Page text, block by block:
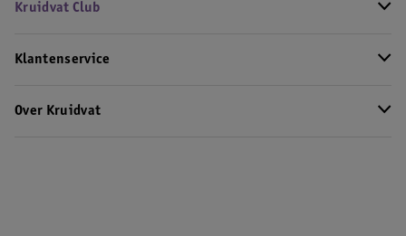
Kruidvat Club
Klantenservice
Over Kruidvat